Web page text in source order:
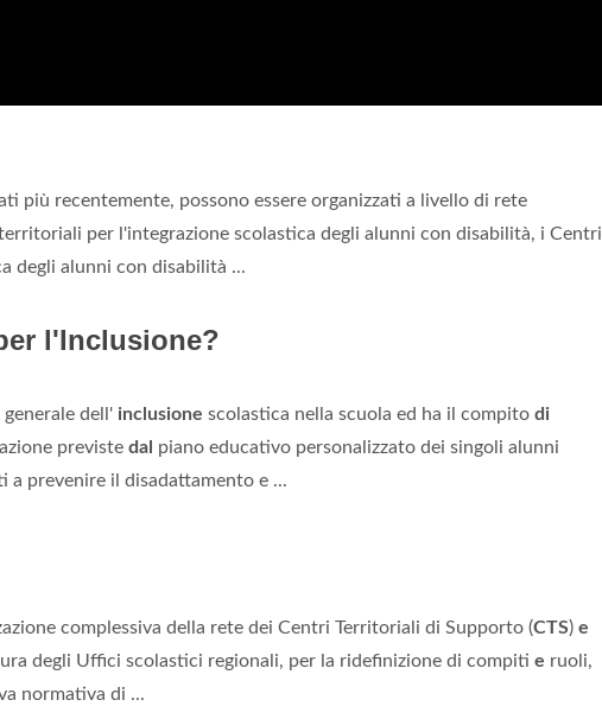
più recentemente, possono essere organizzati a livello di rete
per l'integrazione scolastica degli alunni con disabilità, i Centri
degli alunni con disabilità ...
l'Inclusione?
dell' inclusione scolastica nella scuola ed ha il compito di
previste dal piano educativo personalizzato dei singoli alunni
a prevenire il disadattamento e ...
complessiva della rete dei Centri Territoriali di Supporto (CTS) e
degli Uffici scolastici regionali, per la ridefinizione di compiti e ruoli,
normativa di ...